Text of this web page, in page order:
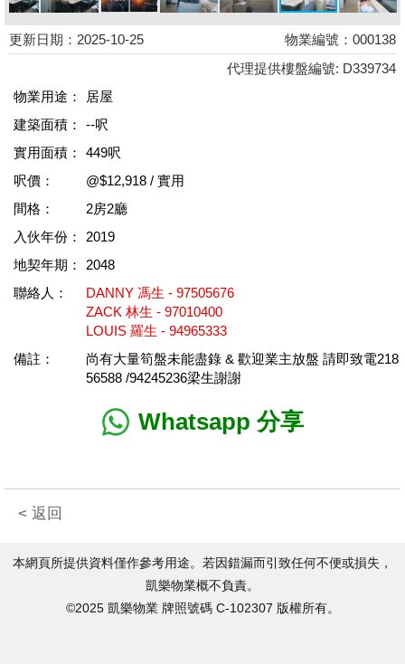
更新日期：2025-10-25
物業編號：000138
代理提供樓盤編號: D339734
物業用途：
居屋
建築面積：
--呎
實用面積：
449呎
呎價：
@$12,918 / 實用
間格：
2房2廳
入伙年份：
2019
地契年期：
2048
聯絡人：
DANNY 馮生 - 97505676
ZACK 林生 - 97010400
LOUIS 羅生 - 94965333
備註：
尚有大量筍盤未能盡錄 & 歡迎業主放盤 請即致電218
56588 /94245236梁生謝謝
Whatsapp 分享
< 返回
本網頁所提供資料僅作參考用途。若因錯漏而引致任何不便或損失，
凱樂物業概不負責。
©2025 凱樂物業 牌照號碼 C-102307 版權所有。